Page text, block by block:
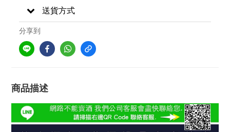
送貨方式
分享到
商品描述